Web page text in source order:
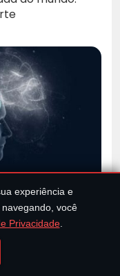
pensamento!
experiência e
você
Privacidade.